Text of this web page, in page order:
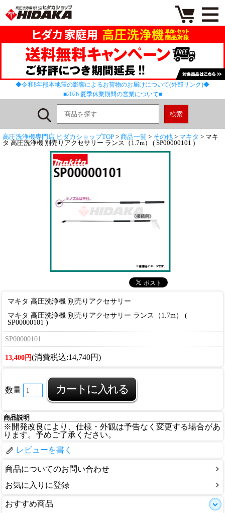
◆令和8年熊本地震の影響によるお荷物のお届けについて(外部リンク)◆
■2026 夏季休業期間の営業について■
高圧洗浄機専門店 ヒダカショップTOP > 商品一覧 > その他 > マキタ > マキ
タ 高圧洗浄機 別売りアクセサリー ランス（1.7m） ( SP00000101 )
マキタ 高圧洗浄機 別売りアクセサリー
マキタ 高圧洗浄機 別売りアクセサリー ランス（1.7m） (
SP00000101 )
SP00000101
13,400円(消費税込:14,740円)
数量
商品説明
※開発改良により、仕様・外観は予告なく変更する場合があ
ります。予めご了承ください。
レビューを書く
商品についてのお問い合わせ
お気に入りに登録
おすすめ商品